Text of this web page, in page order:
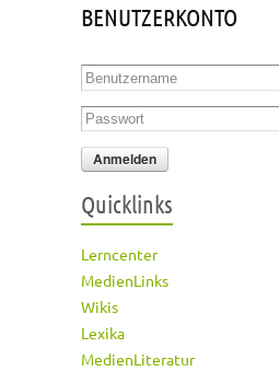
BENUTZERKONTO
Benutzername
Passwort
Quicklinks
Lerncenter
MedienLinks
Wikis
Lexika
MedienLiteratur